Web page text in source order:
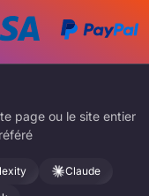
page ou le site entier
Claude